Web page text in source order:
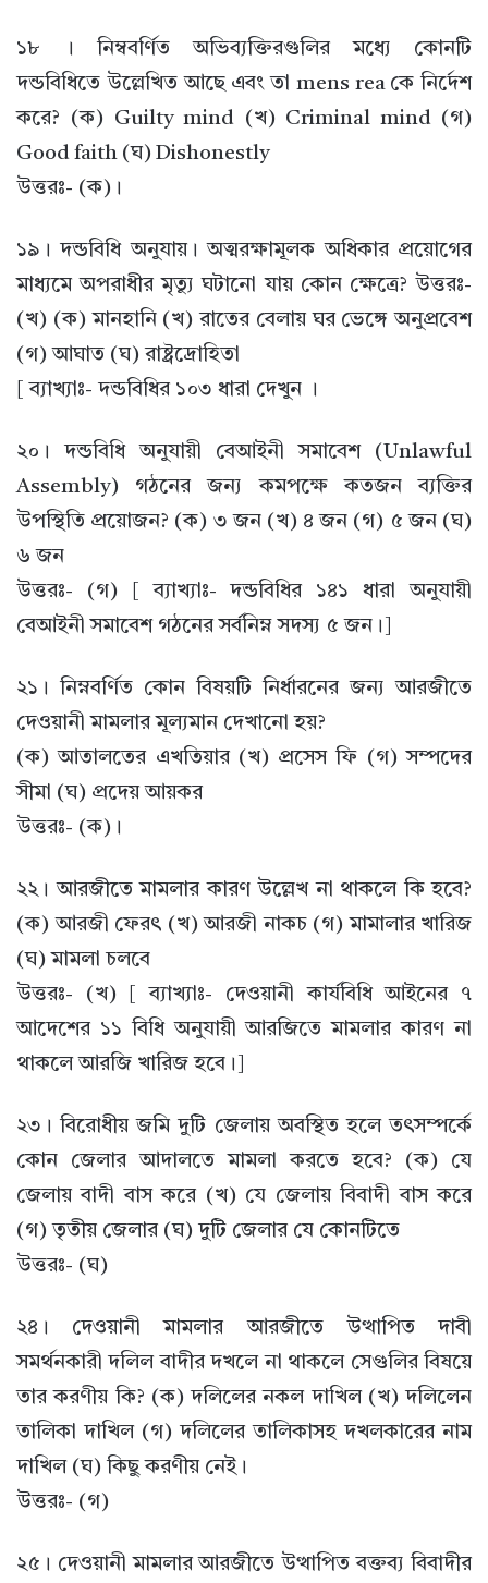
১৮ । নিম্ববর্ণিত অভিব্যক্তিরগুলির মধ্যে কোনটি
দন্ডবিধিতে উল্লেখিত আছে এবং তা mens rea কে নির্দেশ
করে? (ক) Guilty mind (খ) Criminal mind (গ)
Good faith (ঘ) Dishonestly
উত্তরঃ- (ক)।
১৯। দন্ডবিধি অনুযায়। অত্মরক্ষামূলক অধিকার প্রয়োগের
মাধ্যমে অপরাধীর মৃত্যু ঘটানো যায় কোন ক্ষেত্রে? উত্তরঃ-
(খ) (ক) মানহানি (খ) রাতের বেলায় ঘর ভেঙ্গে অনুপ্রবেশ
(গ) আঘাত (ঘ) রাষ্ট্রদ্রোহিতা
[ ব্যাখ্যাঃ- দন্ডবিধির ১০৩ ধারা দেখুন ।
২০। দন্ডবিধি অনুযায়ী বেআইনী সমাবেশ (Unlawful
Assembly) গঠনের জন্য কমপক্ষে কতজন ব্যক্তির
উপস্থিতি প্রয়োজন? (ক) ৩ জন (খ) ৪ জন (গ) ৫ জন (ঘ)
৬ জন
উত্তরঃ- (গ) [ ব্যাখ্যাঃ- দন্ডবিধির ১৪১ ধারা অনুযায়ী
বেআইনী সমাবেশ গঠনের সর্বনিম্ন সদস্য ৫ জন।]
২১। নিম্নবর্ণিত কোন বিষয়টি নির্ধারনের জন্য আরজীতে
দেওয়ানী মামলার মূল্যমান দেখানো হয়?
(ক) আতালতের এখতিয়ার (খ) প্রসেস ফি (গ) সম্পদের
সীমা (ঘ) প্রদেয় আয়কর
উত্তরঃ- (ক)।
২২। আরজীতে মামলার কারণ উল্লেখ না থাকলে কি হবে?
(ক) আরজী ফেরৎ (খ) আরজী নাকচ (গ) মামালার খারিজ
(ঘ) মামলা চলবে
উত্তরঃ- (খ) [ ব্যাখ্যাঃ- দেওয়ানী কার্যবিধি আইনের ৭
আদেশের ১১ বিধি অনুযায়ী আরজিতে মামলার কারণ না
থাকলে আরজি খারিজ হবে।]
২৩। বিরোধীয় জমি দুটি জেলায় অবস্থিত হলে তৎসম্পর্কে
কোন জেলার আদালতে মামলা করতে হবে? (ক) যে
জেলায় বাদী বাস করে (খ) যে জেলায় বিবাদী বাস করে
(গ) তৃতীয় জেলার (ঘ) দুটি জেলার যে কোনটিতে
উত্তরঃ- (ঘ)
২৪। দেওয়ানী মামলার আরজীতে উত্থাপিত দাবী
সমর্থনকারী দলিল বাদীর দখলে না থাকলে সেগুলির বিষয়ে
তার করণীয় কি? (ক) দলিলের নকল দাখিল (খ) দলিলেন
তালিকা দাখিল (গ) দলিলের তালিকাসহ দখলকারের নাম
দাখিল (ঘ) কিছু করণীয় নেই।
উত্তরঃ- (গ)
২৫। দেওয়ানী মামলার আরজীতে উত্থাপিত বক্তব্য বিবাদীর